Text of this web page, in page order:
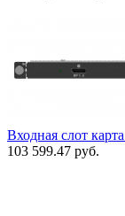
Входная слот
103 599.47 руб.